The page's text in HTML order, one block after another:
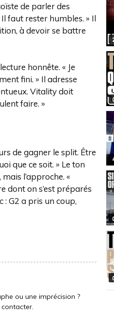
de parler des
faut rester humbles. » Il
à devoir se battre
honnête. « Je
fini. » Il adresse
Vitality doit
faire. »
de gagner le split. Être
que ce soit. » Le ton
l’approche. «
dont on s’est préparés
G2 a pris un coup,
ou une imprécision ?